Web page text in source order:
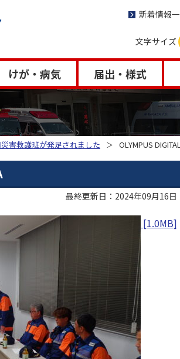
新着情報
文字サイズ
けが・病気 届出・様式
害救護班が発足されました OLYMPUS
最終更新日：2024年09月16日
[1.0MB]